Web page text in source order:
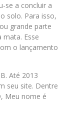
se a concluir a
solo. Para isso,
grande parte
Esse
o lançamento
Até 2013
seu site. Dentre
Meu nome é